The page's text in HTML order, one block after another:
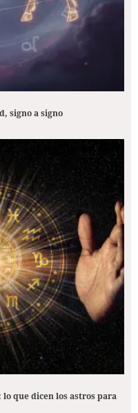
signo a signo
lo que dicen los astros para